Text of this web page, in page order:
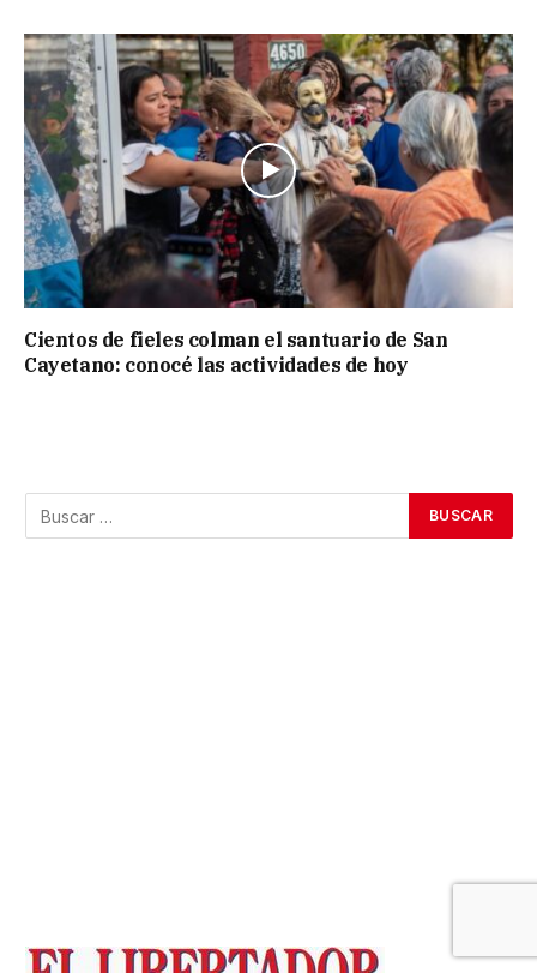
Cientos de fieles colman el santuario de San
Cayetano: conocé las actividades de hoy